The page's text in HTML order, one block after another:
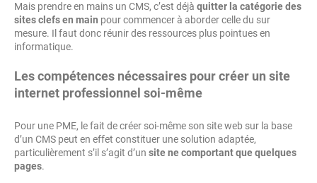
Mais prendre en mains un CMS, c’est déjà quitter la catégorie des
sites clefs en main pour commencer à aborder celle du sur
mesure. Il faut donc réunir des ressources plus pointues en
informatique.
Les compétences nécessaires pour créer un site
internet professionnel soi-même
Pour une PME, le fait de créer soi-même son site web sur la base
d’un CMS peut en effet constituer une solution adaptée,
particulièrement s’il s’agit d’un site ne comportant que quelques
pages.